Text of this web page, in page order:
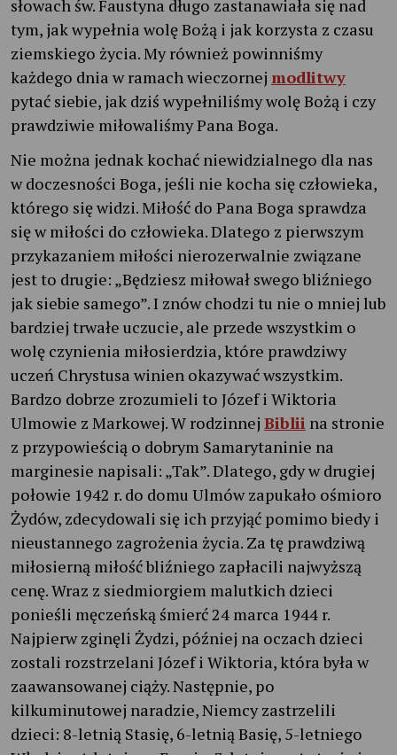
słowach św. Faustyna długo zastanawiała się nad
tym, jak wypełnia wolę Bożą i jak korzysta z czasu
ziemskiego życia. My również powinniśmy
każdego dnia w ramach wieczornej modlitwy
pytać siebie, jak dziś wypełniliśmy wolę Bożą i czy
prawdziwie miłowaliśmy Pana Boga.
Nie można jednak kochać niewidzialnego dla nas
w doczesności Boga, jeśli nie kocha się człowieka,
którego się widzi. Miłość do Pana Boga sprawdza
się w miłości do człowieka. Dlatego z pierwszym
przykazaniem miłości nierozerwalnie związane
jest to drugie: „Będziesz miłował swego bliźniego
jak siebie samego”. I znów chodzi tu nie o mniej lub
bardziej trwałe uczucie, ale przede wszystkim o
wolę czynienia miłosierdzia, które prawdziwy
uczeń Chrystusa winien okazywać wszystkim.
Bardzo dobrze zrozumieli to Józef i Wiktoria
Ulmowie z Markowej. W rodzinnej Biblii na stronie
z przypowieścią o dobrym Samarytaninie na
marginesie napisali: „Tak”. Dlatego, gdy w drugiej
połowie 1942 r. do domu Ulmów zapukało ośmioro
Żydów, zdecydowali się ich przyjąć pomimo biedy i
nieustannego zagrożenia życia. Za tę prawdziwą
miłosierną miłość bliźniego zapłacili najwyższą
cenę. Wraz z siedmiorgiem malutkich dzieci
ponieśli męczeńską śmierć 24 marca 1944 r.
Najpierw zginęli Żydzi, później na oczach dzieci
zostali rozstrzelani Józef i Wiktoria, która była w
zaawansowanej ciąży. Następnie, po
kilkuminutowej naradzie, Niemcy zastrzelili
dzieci: 8-letnią Stasię, 6-letnią Basię, 5-letniego